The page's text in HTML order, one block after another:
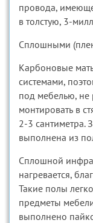
провода,
в толстую, 3-
Сплошными
Карбоновые
системами,
под мебелью, не
монтировать в
2-3 сантиметра.
выполнена из
Сплошной
нагревается,
Такие полы
предметы
выполнено